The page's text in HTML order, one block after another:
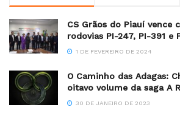
CS Grãos do Piauí vence
rodovias PI-247, PI-391 e
1 DE FEVEREIRO DE 2024
O Caminho das Adagas:
oitavo volume da saga A
30 DE JANEIRO DE 2023